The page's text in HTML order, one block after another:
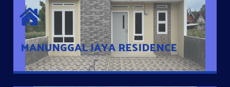
MANUNGGAL JAYA RESIDENCE
Cluster Exclusive dengan one Gate System, terdapat taman
mini dan memiliki jarak 200m dari jalan nasional serta dekat
dengan pusat kota